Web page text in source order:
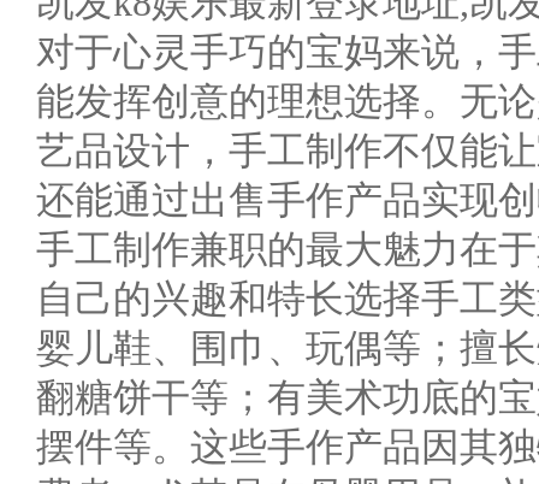
对于心灵手巧的宝妈来说，
能发挥创意的理想选择。无
艺品设计，手工制作不仅能
还能通过出售手作产品实现
手工制作兼职的最大魅力在
自己的兴趣和特长选择手工
婴儿鞋、围巾、玩偶等；擅
翻糖饼干等；有美术功底的
摆件等。这些手作产品因其